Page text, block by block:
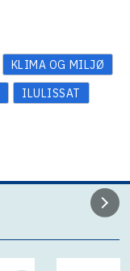
KLIMA OG MILJØ
ILULISSAT